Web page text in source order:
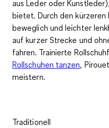
aus Leder oder
bietet. Durch den kürzeren
beweglich und leichter
auf kurzer Strecke und
fahren. Trainierte
Rollschuhen tanzen,
meistern.
Traditionell